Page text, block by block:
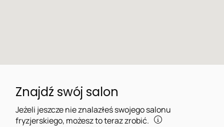
Znajdź swój salon
Jeżeli jeszcze nie znalazłeś swojego salonu
fryzjerskiego, możesz to teraz zrobić.